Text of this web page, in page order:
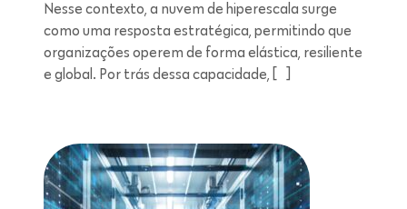
Nesse contexto, a nuvem de hiperescala surge
como uma resposta estratégica, permitindo que
organizações operem de forma elástica, resiliente
e global. Por trás dessa capacidade, […]